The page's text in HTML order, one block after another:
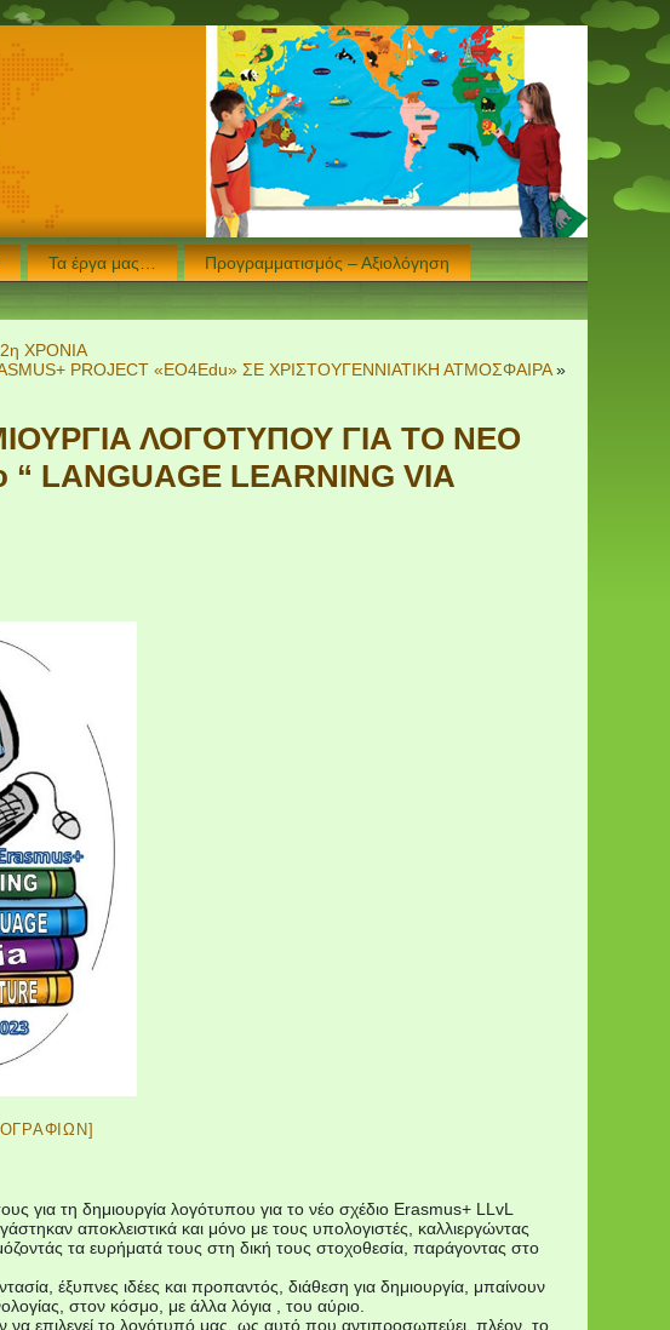
Τα έργα μας…
Προγραμματισμός – Αξιολόγηση
2η ΧΡΟΝΙΑ
PROJECT «EO4Edu» ΣΕ ΧΡΙΣΤΟΥΓΕΝΝΙΑΤΙΚΗ ΑΤΜΟΣΦΑΙΡΑ»
ΛΟΓΟΤΥΠΟΥ ΓΙΑ ΤΟ ΝΕΟ
LANGUAGE LEARNING VIA
για τη δημιουργία λογότυπου για το νέο σχέδιο Erasmus+ LLvL
αποκλειστικά και μόνο με τους υπολογιστές, καλλιεργώντας
τα ευρήματά τους στη δική τους στοχοθεσία, παράγοντας στο
έξυπνες ιδέες και προπαντός, διάθεση για δημιουργία, μπαίνουν
στον κόσμο, με άλλα λόγια , του αύριο.
επιλεγεί το λογότυπό μας, ως αυτό που αντιπροσωπεύει, πλέον, το